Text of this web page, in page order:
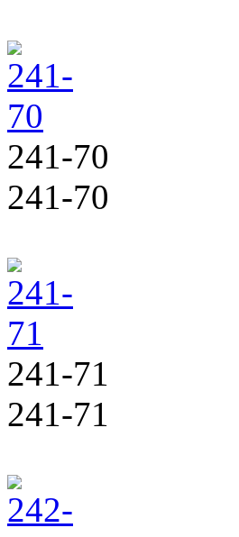
241-70
241-70
241-71
241-71